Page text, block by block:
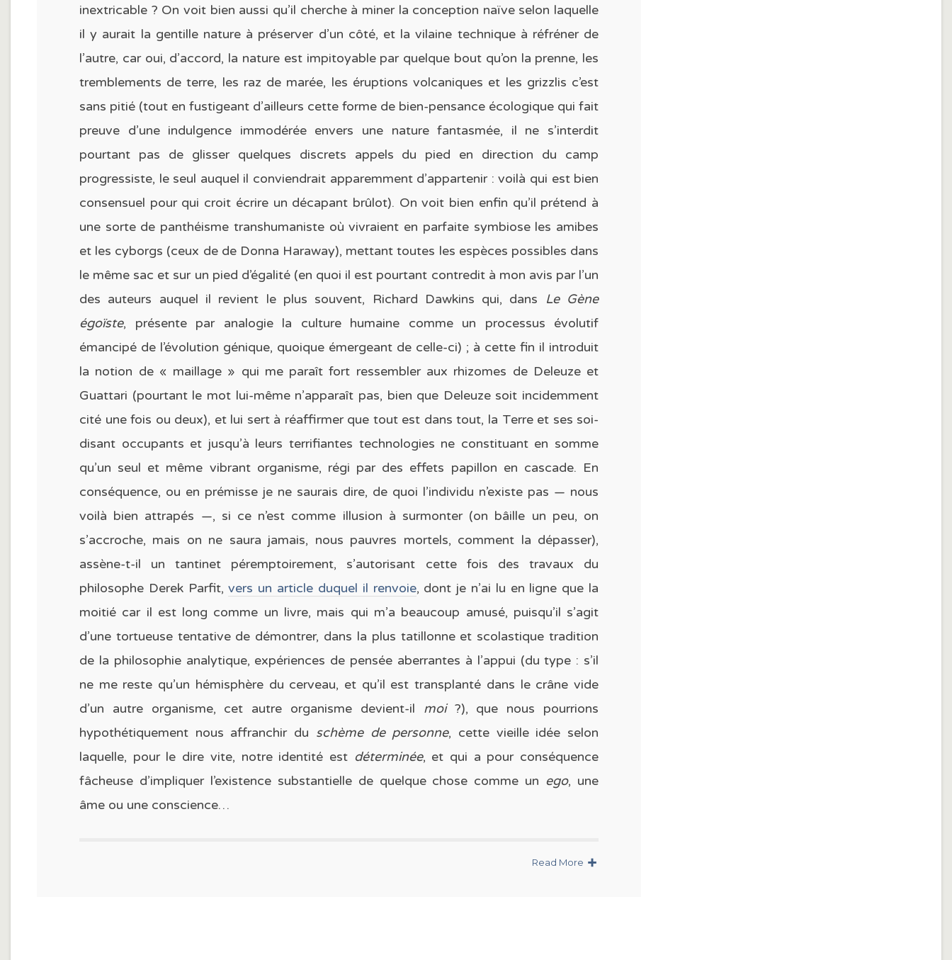
inextricable ? On voit bien aussi qu’il cherche à miner la conception naïve selon laquelle
il y aurait la gentille nature à préserver d’un côté, et la vilaine technique à réfréner de
l’autre, car oui, d’accord, la nature est impitoyable par quelque bout qu’on la prenne, les
tremblements de terre, les raz de marée, les éruptions volcaniques et les grizzlis c’est
sans pitié (tout en fustigeant d’ailleurs cette forme de bien-pensance écologique qui fait
preuve d’une indulgence immodérée envers une nature fantasmée, il ne s’interdit
pourtant pas de glisser quelques discrets appels du pied en direction du camp
progressiste, le seul auquel il conviendrait apparemment d’appartenir : voilà qui est bien
consensuel pour qui croit écrire un décapant brûlot). On voit bien enfin qu’il prétend à
une sorte de panthéisme transhumaniste où vivraient en parfaite symbiose les amibes
et les cyborgs (ceux de de Donna Haraway), mettant toutes les espèces possibles dans
le même sac et sur un pied d’égalité (en quoi il est pourtant contredit à mon avis par l’un
des auteurs auquel il revient le plus souvent, Richard Dawkins qui, dans
Le Gène
égoïste, présente par analogie la culture humaine comme un processus évolutif
émancipé de l’évolution génique, quoique émergeant de celle-ci) ; à cette fin il introduit
la notion de « maillage » qui me paraît fort ressembler aux rhizomes de Deleuze et
Guattari (pourtant le mot lui-même n’apparaît pas, bien que Deleuze soit incidemment
cité une fois ou deux), et lui sert à réaffirmer que tout est dans tout, la Terre et ses soi-
disant occupants et jusqu’à leurs terrifiantes technologies ne constituant en somme
qu’un seul et même vibrant organisme, régi par des effets papillon en cascade. En
conséquence, ou en prémisse je ne saurais dire, de quoi l’individu n’existe pas — nous
voilà bien attrapés —, si ce n’est comme illusion à surmonter (on bâille un peu, on
s’accroche, mais on ne saura jamais, nous pauvres mortels, comment la dépasser),
assène-t-il un tantinet péremptoirement, s’autorisant cette fois des travaux du
philosophe Derek Parfit,vers un article duquel il renvoie, dont je n’ai lu en ligne que la
moitié car il est long comme un livre, mais qui m’a beaucoup amusé, puisqu’il s’agit
d’une tortueuse tentative de démontrer, dans la plus tatillonne et scolastique tradition
de la philosophie analytique, expériences de pensée aberrantes à l’appui (du type : s’il
ne me reste qu’un hémisphère du cerveau, et qu’il est transplanté dans le crâne vide
d’un autre organisme, cet autre organisme devient-il moi?), que nous pourrions
hypothétiquement nous affranchir du schème de personne, cette vieille idée selon
laquelle, pour le dire vite, notre identité est déterminée, et qui a pour conséquence
fâcheuse d’impliquer l’existence substantielle de quelque chose comme un ego, une
âme ou une conscience…
Read More